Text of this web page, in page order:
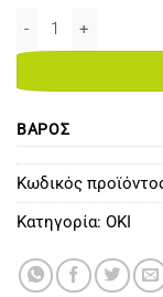
44973536 TONER
ΒΆΡΟΣ
Κωδικός
Κατηγορία: OKI